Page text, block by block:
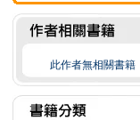
此作者無相關書籍